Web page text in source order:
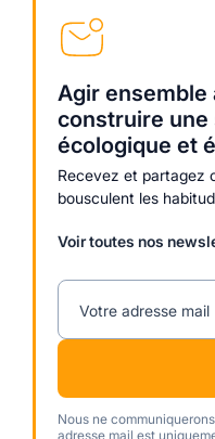
Agir ensemble
construire une
écologique et
Recevez et partagez
bousculent les
Voir toutes nos
Votre adresse mail
Nous ne
adresse mail est